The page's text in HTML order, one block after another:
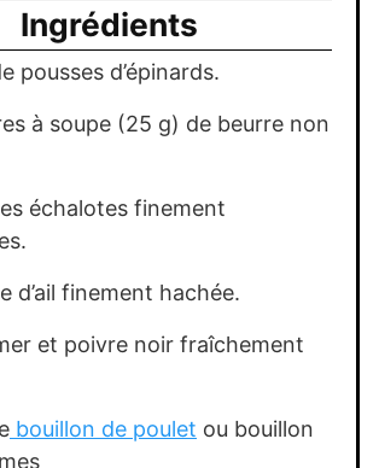
Ingrédients
pousses d’épinards.
à soupe (25 g) de beurre non
échalotes finement
d’ail finement hachée.
et poivre noir fraîchement
bouillon de poulet ou bouillon